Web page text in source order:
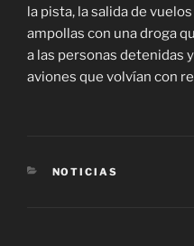
la pista, la salida de
ampollas con una droga
a las personas detenidas
aviones que volvían con
CATEGORÍAS
NOTICIAS